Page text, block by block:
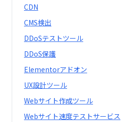
CDN
CMS検出
DDoSテストツール
DDoS保護
Elementorアドオン
UX設計ツール
Webサイト作成ツール
Webサイト速度テストサービス